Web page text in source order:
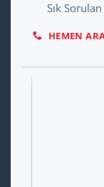
Sık
HEMEN